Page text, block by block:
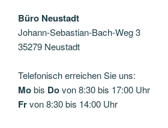
Büro Neustadt
Johann-Sebastian-Bach-Weg 3
35279 Neustadt
Telefonisch erreichen Sie uns:
Mobis Dovon 8:30 bis 17:00 Uhr
Frvon 8:30 bis 14:00 Uhr